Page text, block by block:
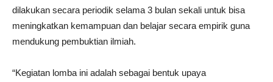
dilakukan secara periodik selama 3 bulan sekali untuk bisa
meningkatkan kemampuan dan belajar secara empirik guna
mendukung pembuktian ilmiah.
“Kegiatan lomba ini adalah sebagai bentuk upaya